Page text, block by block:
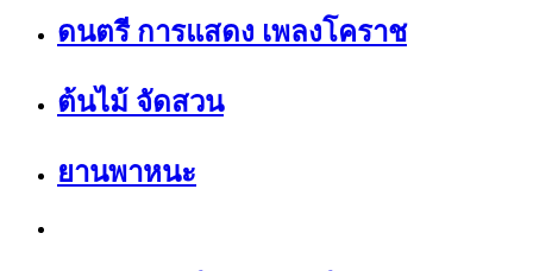
ดนตรี การแสดง เพลงโคราช
ต้นไม้ จัดสวน
ยานพาหนะ